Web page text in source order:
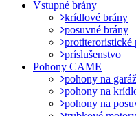
Vstupné brány
krídlové brány
posuvné brány
protiteroristické
príslušenstvo
Pohony CAME
pohony na
pohony na
pohony na